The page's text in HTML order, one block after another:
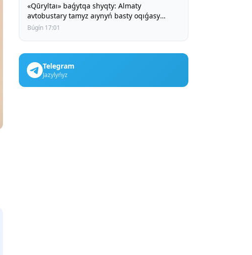
«Qūryltaı» baǵytqa shyqty: Almaty
avtobustary tamyz aıynyń basty oqıǵasy
turaly aıta bastady
Búgín 17:01
Telegram
Jazylyńyz